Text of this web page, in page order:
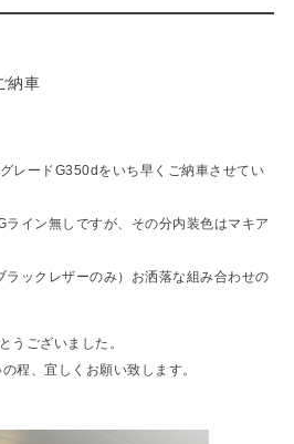
納車
レードG350dをいち早くご納車させてい
ライン無しですが、その分内装色はマキア
ラックレザーのみ）お洒落な組み合わせの
うございました。
程、宜しくお願い致します。